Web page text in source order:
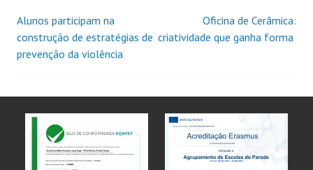
Alunos participam na
construção de estratégias de
prevenção da violência
Oficina de Cerâmica:
criatividade que ganha forma